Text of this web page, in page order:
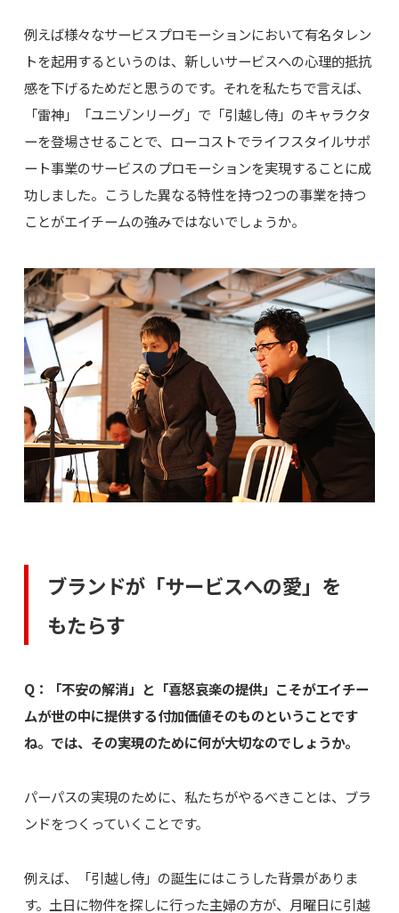
例えば様々なサービスプロモーションにおいて有名タレン
トを起用するというのは、新しいサービスへの心理的抵抗
感を下げるためだと思うのです。それを私たちで言えば、
「雷神」「ユニゾンリーグ」で「引越し侍」のキャラクタ
ーを登場させることで、ローコストでライフスタイルサポ
ート事業のサービスのプロモーションを実現することに成
功しました。こうした異なる特性を持つ2つの事業を持つ
ことがエイチームの強みではないでしょうか。
ブランドが「サービスへの愛」を
もたらす
Q：「不安の解消」と「喜怒哀楽の提供」こそがエイチー
ムが世の中に提供する付加価値そのものということです
ね。では、その実現のために何が大切なのでしょうか。
パーパスの実現のために、私たちがやるべきことは、ブラ
ンドをつくっていくことです。
例えば、「引越し侍」の誕生にはこうした背景がありま
す。土日に物件を探しに行った主婦の方が、月曜日に引越